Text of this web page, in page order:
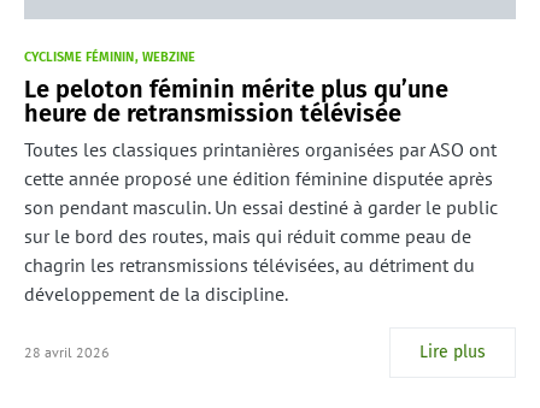
CYCLISME FÉMININ WEBZINE
Le peloton féminin mérite plus qu’une
heure de retransmission télévisée
Toutes les classiques printanières organisées par ASO ont
cette année proposé une édition féminine disputée après
son pendant masculin. Un essai destiné à garder le public
sur le bord des routes, mais qui réduit comme peau de
chagrin les retransmissions télévisées, au détriment du
développement de la discipline.
28 avril 2026 Lire plus